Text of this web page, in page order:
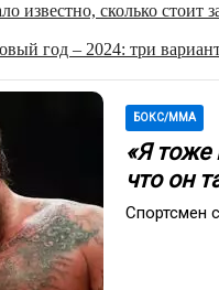
известно, сколько
год – 2024: три
БОКС/ММА
«Я тоже
что он
Спортсмен